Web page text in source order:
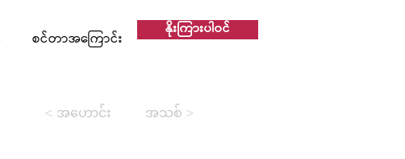
စင်တာအကြောင်း နိုးကြားပါဝင်
< အဟောင်း အသစ် >